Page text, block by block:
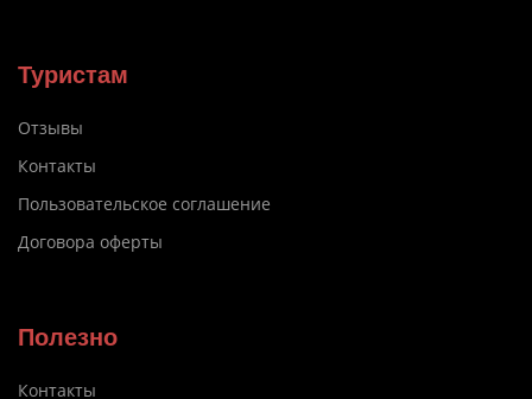
Туристам
Отзывы
Контакты
Пользовательское соглашение
Договора оферты
Полезно
Контакты